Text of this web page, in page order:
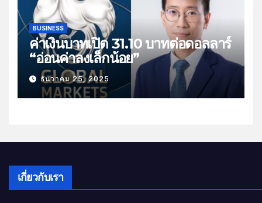
BUSINESS
ค่าเงินบาทเปิด 31.10 บาทต่อดอลลาร์
“อ่อนค่าลงเล็กน้อย”
ธันวาคม 25, 2025
เกี่ยวกับเรา